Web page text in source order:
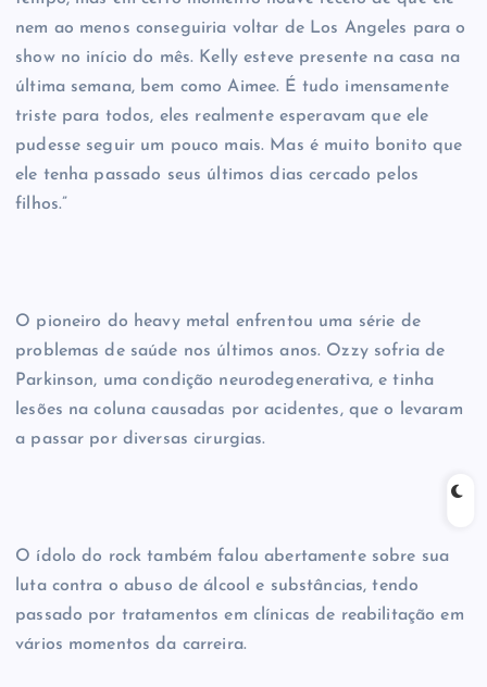
nem ao menos conseguiria voltar de Los Angeles para o
show no início do mês. Kelly esteve presente na casa na
última semana, bem como Aimee. É tudo imensamente
triste para todos, eles realmente esperavam que ele
pudesse seguir um pouco mais. Mas é muito bonito que
ele tenha passado seus últimos dias cercado pelos
filhos.”
O pioneiro do heavy metal enfrentou uma série de
problemas de saúde nos últimos anos. Ozzy sofria de
Parkinson, uma condição neurodegenerativa, e tinha
lesões na coluna causadas por acidentes, que o levaram
a passar por diversas cirurgias.
O ídolo do rock também falou abertamente sobre sua
luta contra o abuso de álcool e substâncias, tendo
passado por tratamentos em clínicas de reabilitação em
vários momentos da carreira.